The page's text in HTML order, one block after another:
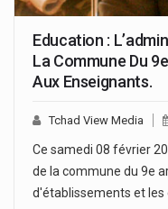
Education :
La Commune Du
Aux Enseignants.
Tchad View Media
Ce samedi 08 février
de la commune du 9e
d'établissements et les